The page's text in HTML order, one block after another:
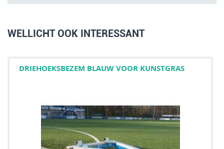
WELLICHT OOK INTERESSANT
DRIEHOEKSBEZEM BLAUW VOOR KUNSTGRAS